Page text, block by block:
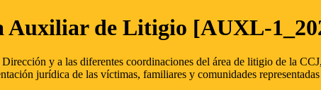
Auxiliar de Litigio [AUXL-
y a las diferentes coordinaciones del área de litigio de la
jurídica de las víctimas, familiares y comunidades